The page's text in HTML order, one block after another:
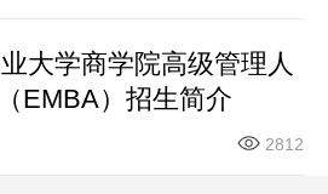
大学商学院高级管理人
EMBA）招生简介
2812